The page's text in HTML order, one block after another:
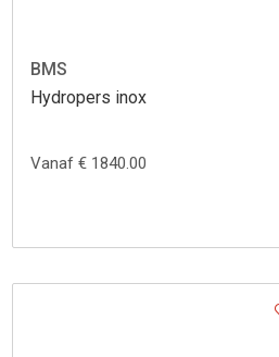
BMS
Hydropers inox
Vanaf € 1840.00